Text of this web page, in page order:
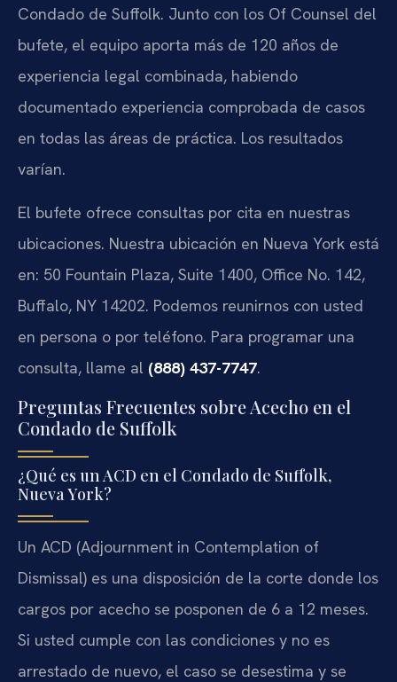
Condado de Suffolk. Junto con los Of Counsel del
bufete, el equipo aporta más de 120 años de
experiencia legal combinada, habiendo
documentado experiencia comprobada de casos
en todas las áreas de práctica. Los resultados
varían.
El bufete ofrece consultas por cita en nuestras
ubicaciones. Nuestra ubicación en Nueva York está
en: 50 Fountain Plaza, Suite 1400, Office No. 142,
Buffalo, NY 14202. Podemos reunirnos con usted
en persona o por teléfono. Para programar una
consulta, llame al (888) 437-7747.
Preguntas Frecuentes sobre Acecho en el
Condado de Suffolk
¿Qué es un ACD en el Condado de Suffolk,
Nueva York?
Un ACD (Adjournment in Contemplation of
Dismissal) es una disposición de la corte donde los
cargos por acecho se posponen de 6 a 12 meses.
Si usted cumple con las condiciones y no es
arrestado de nuevo, el caso se desestima y se